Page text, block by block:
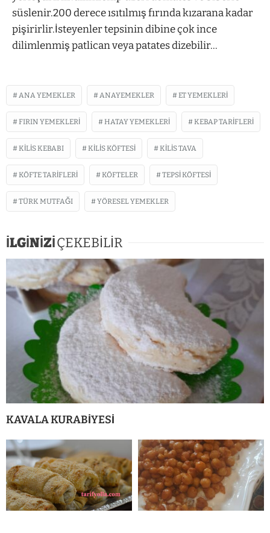
süslenir.200 derece ısıtılmış fırında kızarana kadar
pişirirlir.İsteyenler tepsinin dibine çok ince
dilimlenmiş patlican veya patates dizebilir…
ANA YEMEKLER ANAYEMEKLER ET YEMEKLERI
FIRIN YEMEKLERI HATAY YEMEKLERI KEBAP TARIFLERI
KILIS KEBABI KILIS KÖFTESI KILIS TAVA
KÖFTE TARIFLERI KÖFTELER TEPSI KÖFTESI
TÜRK MUTFAĞI YÖRESEL YEMEKLER
İLGİNİZİÇEKEBİLİR
KAVALA KURABİYESİ